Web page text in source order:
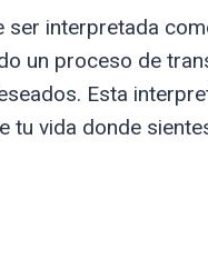
ser interpretada
un proceso de
Esta
tu vida donde